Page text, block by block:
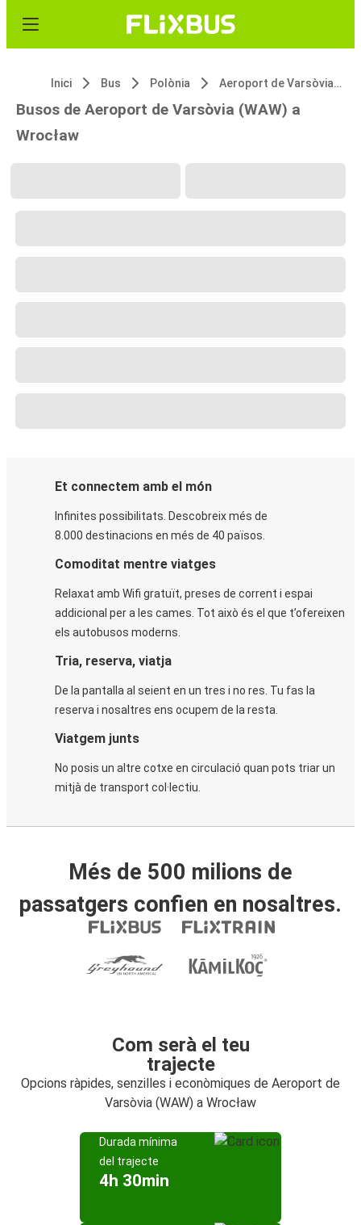
Inici Bus Polònia Aeroport de Varsòvia (WAW)
Busos de Aeroport de Varsòvia (WAW) a
Wrocław
Et connectem amb el món
Infinites possibilitats. Descobreix més de
8.000 destinacions en més de 40 països.
Comoditat mentre viatges
Relaxat amb Wifi gratuït, preses de corrent i espai
addicional per a les cames. Tot això és el que t’ofereixen
els autobusos moderns.
Tria, reserva, viatja
De la pantalla al seient en un tres i no res. Tu fas la
reserva i nosaltres ens ocupem de la resta.
Viatgem junts
No posis un altre cotxe en circulació quan pots triar un
mitjà de transport col·lectiu.
Més de 500 milions de
passatgers confien en nosaltres.
Com serà el teu
trajecte
Opcions ràpides, senzilles i econòmiques de Aeroport de
Varsòvia (WAW) a Wrocław
Durada mínima
del trajecte
4h 30min